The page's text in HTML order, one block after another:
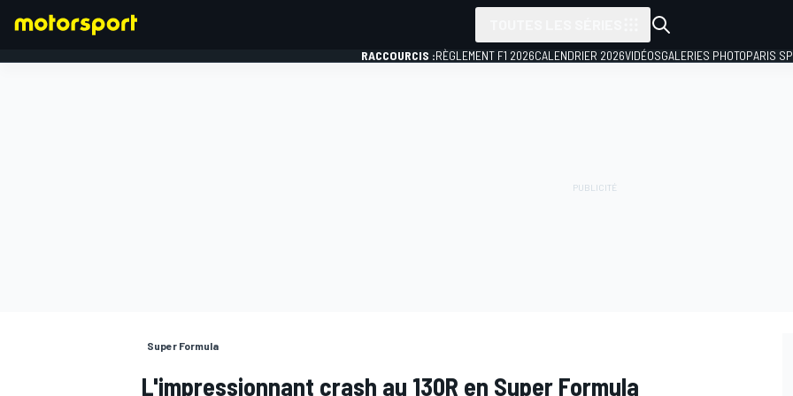
RACCOURCIS :RÈGLEMENT F1 2026CALENDRIER 2026VIDÉOSGALERIES PHOTOPARIS
Super Formula
L'impressionnant crash au 130R en Super Formula